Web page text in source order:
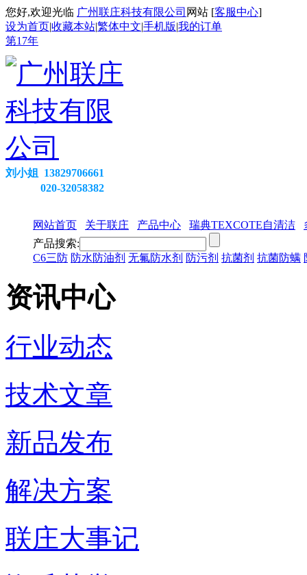
您好,欢迎光临 广州联庄科技有限公司 网站 [客服中心]
设为首页|收藏本站|繁体中文|手机版|我的订单
第17年
刘小姐 13829706661
020-32058382
网站首页 关于联庄 产品中心 瑞典TEXCOTE自清洁
产品搜索:
C6三防 防水防油剂 无氟防水剂 防污剂 抗菌剂 抗菌防螨
资讯中心
行业动态
技术文章
新品发布
解决方案
联庄大事记